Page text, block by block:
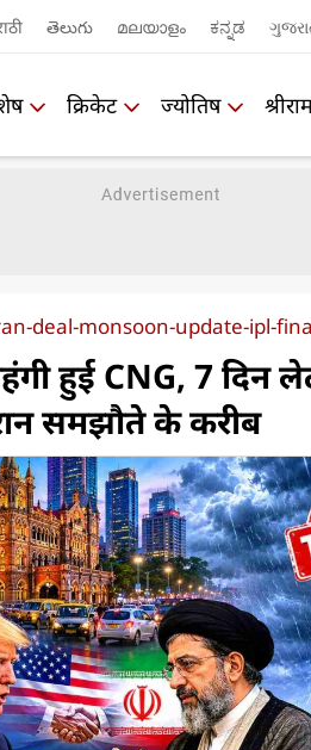
తెలుగు മലയാളം ಕನ್ನಡ
क्रिकेट ज्योतिष
deal-monsoon-update-ipl-
हुई CNG, 7 दिन
समझौते के करीब